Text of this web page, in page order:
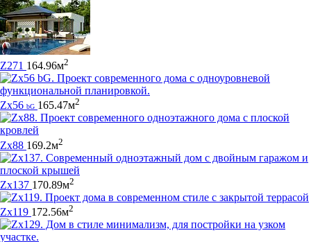
Z271 164.96м2
Zx56 bG 165.47м2
Zx88 169.2м2
Zx137 170.89м2
Zx119 172.56м2